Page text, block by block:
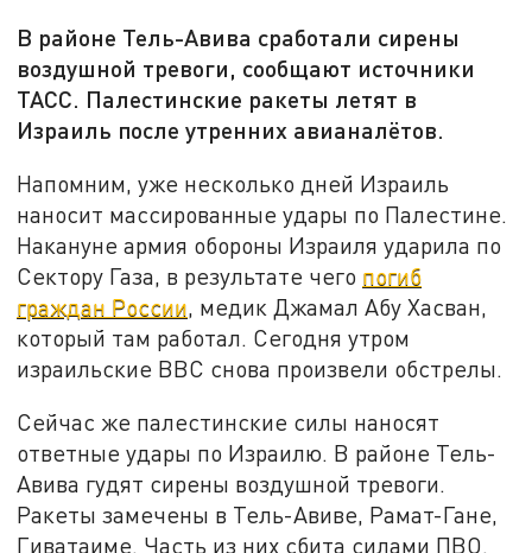
В районе Тель-Авива сработали сирены
воздушной тревоги, сообщают источники
ТАСС. Палестинские ракеты летят в
Израиль после утренних авианалётов.
Напомним, уже несколько дней Израиль
наносит массированные удары по Палестине.
Накануне армия обороны Израиля ударила по
Сектору Газа, в результате чего погиб
граждан России, медик Джамал Абу Хасван,
который там работал. Сегодня утром
израильские ВВС снова произвели обстрелы.
Сейчас же палестинские силы наносят
ответные удары по Израилю. В районе Тель-
Авива гудят сирены воздушной тревоги.
Ракеты замечены в Тель-Авиве, Рамат-Гане,
Гиватаиме. Часть из них сбита силами ПВО.